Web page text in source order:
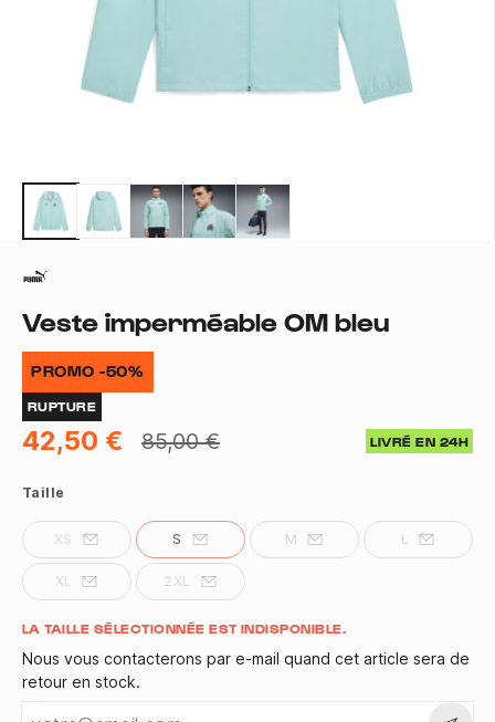
Veste imperméable OM bleu
PROMO -50%
RUPTURE
42,50 € 85,00 € LIVRÉ EN 24H
Taille
XS S M L
XL 2XL
Quantité
LA TAILLE SÉLECTIONNÉE EST INDISPONIBLE.
Nous vous contacterons par e-mail quand cet article sera de
retour en stock.